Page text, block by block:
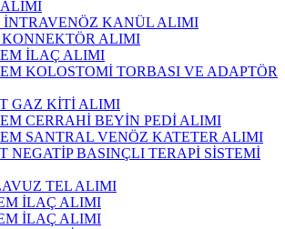
ALIMI
İNTRAVENÖZ KANÜL ALIMI
KONNEKTÖR ALIMI
İLAÇ ALIMI
KOLOSTOMİ TORBASI VE ADAPTÖR
GAZ KİTİ ALIMI
CERRAHİ BEYİN PEDİ ALIMI
SANTRAL VENÖZ KATETER ALIMI
NEGATİP BASINÇLI TERAPİ SİSTEMİ
TEL ALIMI
İLAÇ ALIMI
İLAÇ ALIMI